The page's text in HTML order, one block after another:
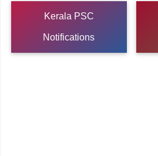
Kerala PSC
Notifications